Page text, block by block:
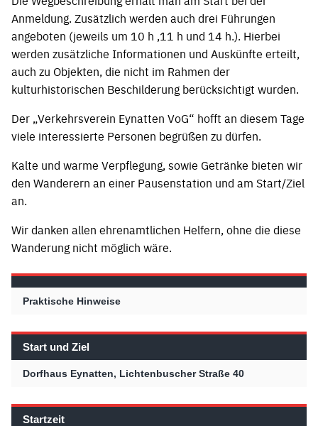
Anmeldung. Zusätzlich werden auch drei Führungen
angeboten (jeweils um 10 h ,11 h und 14 h.). Hierbei
werden zusätzliche Informationen und Auskünfte erteilt,
auch zu Objekten, die nicht im Rahmen der
kulturhistorischen Beschilderung berücksichtigt wurden.
Der „Verkehrsverein Eynatten VoG“ hofft an diesem Tage
viele interessierte Personen begrüßen zu dürfen.
Kalte und warme Verpflegung, sowie Getränke bieten wir
den Wanderern an einer Pausenstation und am Start/Ziel
an.
Wir danken allen ehrenamtlichen Helfern, ohne die diese
Wanderung nicht möglich wäre.
Praktische Hinweise
Start und Ziel
Dorfhaus Eynatten, Lichtenbuscher Straße 40
Startzeit